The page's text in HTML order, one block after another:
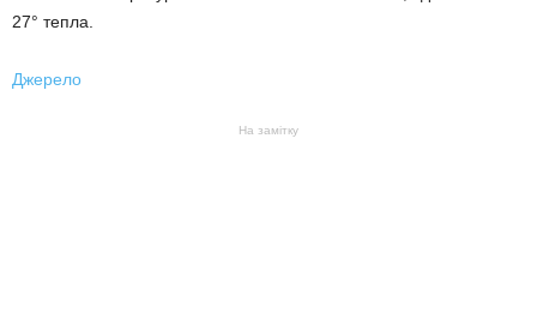
27° тепла.
Джерело
На замітку